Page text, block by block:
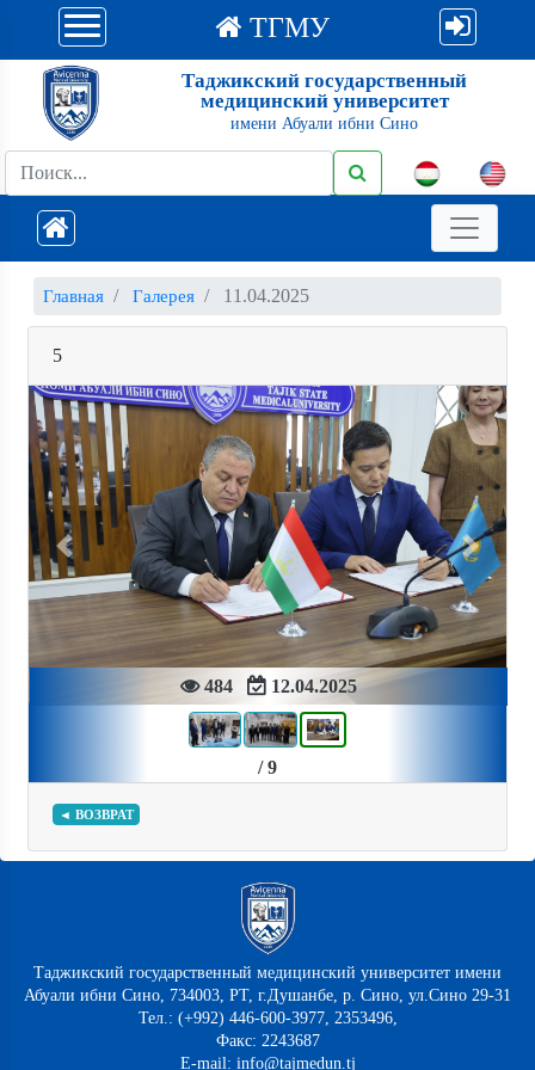
ТГМУ
Таджикский государственный
медицинский университет
имени Абуали ибни Сино
Главная Галерея 11.04.2025
5
484 12.04.2025
Previous Next
/ 9
◄ ВОЗВРАТ
Таджикский государственный медицинский университет имени
Абуали ибни Сино, 734003, РТ, г.Душанбе, р. Сино, ул.Сино 29-31
Тел.: (+992) 446-600-3977, 2353496,
Факс: 2243687
E-mail: info@tajmedun.tj